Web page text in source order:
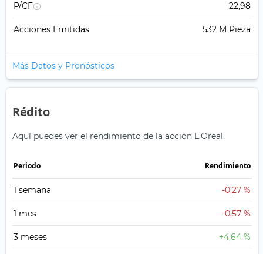
P/CF 22,98
Acciones Emitidas 532 M Pieza
Más Datos y Pronósticos
Rédito
Aquí puedes ver el rendimiento de la acción L'Oreal.
Periodo Rendimiento
1 semana -0,27 %
1 mes -0,57 %
3 meses +4,64 %